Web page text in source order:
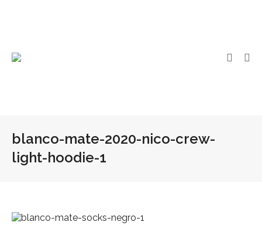
blanco-mate-2020-nico-crew-
light-hoodie-1